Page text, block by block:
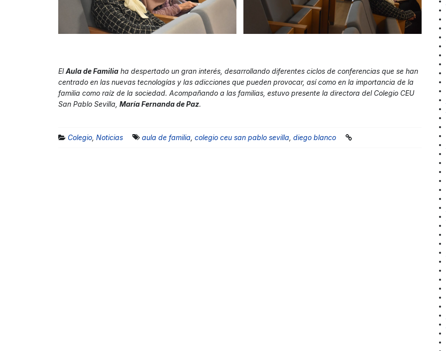
ElAula de Familia ha despertado un gran interés, desarrollando diferentes ciclos de conferencias que se han
centrado en las nuevas tecnologías y las adicciones que pueden provocar, así como en la importancia de la
familia como raíz de la sociedad. Acompañando a las familias, estuvo presente la directora del Colegio CEU
San Pablo Sevilla, María Fernanda de Paz.
Colegio Noticias aula de familia colegio ceu san pablo sevilla diego blanco